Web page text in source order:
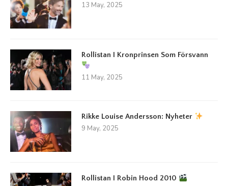
13 May, 2025
Rollistan I Kronprinsen Som Försvann
11 May, 2025
Rikke Louise Andersson: Nyheter
9 May, 2025
Rollistan I Robin Hood 2010